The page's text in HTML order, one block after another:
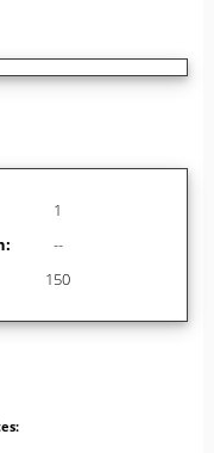
1
--
150